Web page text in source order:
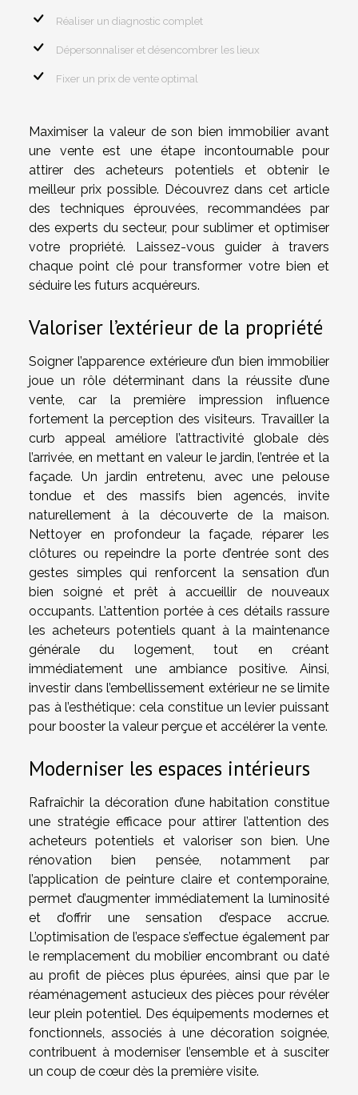
Réaliser un diagnostic complet
Dépersonnaliser et désencombrer les lieux
Fixer un prix de vente optimal
Maximiser la valeur de son bien immobilier avant
une vente est une étape incontournable pour
attirer des acheteurs potentiels et obtenir le
meilleur prix possible. Découvrez dans cet article
des techniques éprouvées, recommandées par
des experts du secteur, pour sublimer et optimiser
votre propriété. Laissez-vous guider à travers
chaque point clé pour transformer votre bien et
séduire les futurs acquéreurs.
Valoriser l’extérieur de la propriété
Soigner l’apparence extérieure d’un bien immobilier
joue un rôle déterminant dans la réussite d’une
vente, car la première impression influence
fortement la perception des visiteurs. Travailler la
curb appeal améliore l’attractivité globale dès
l’arrivée, en mettant en valeur le jardin, l’entrée et la
façade. Un jardin entretenu, avec une pelouse
tondue et des massifs bien agencés, invite
naturellement à la découverte de la maison.
Nettoyer en profondeur la façade, réparer les
clôtures ou repeindre la porte d’entrée sont des
gestes simples qui renforcent la sensation d’un
bien soigné et prêt à accueillir de nouveaux
occupants. L’attention portée à ces détails rassure
les acheteurs potentiels quant à la maintenance
générale du logement, tout en créant
immédiatement une ambiance positive. Ainsi,
investir dans l’embellissement extérieur ne se limite
pas à l’esthétique : cela constitue un levier puissant
pour booster la valeur perçue et accélérer la vente.
Moderniser les espaces intérieurs
Rafraîchir la décoration d’une habitation constitue
une stratégie efficace pour attirer l’attention des
acheteurs potentiels et valoriser son bien. Une
rénovation bien pensée, notamment par
l’application de peinture claire et contemporaine,
permet d’augmenter immédiatement la luminosité
et d’offrir une sensation d’espace accrue.
L’optimisation de l’espace s’effectue également par
le remplacement du mobilier encombrant ou daté
au profit de pièces plus épurées, ainsi que par le
réaménagement astucieux des pièces pour révéler
leur plein potentiel. Des équipements modernes et
fonctionnels, associés à une décoration soignée,
contribuent à moderniser l’ensemble et à susciter
un coup de cœur dès la première visite.